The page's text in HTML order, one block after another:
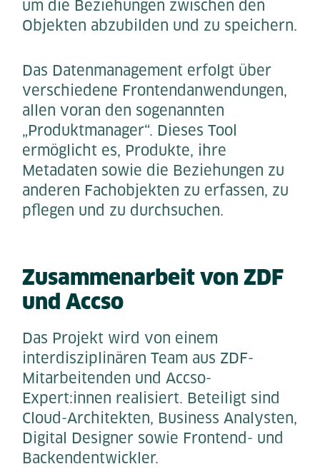
um die Beziehungen zwischen den
Objekten abzubilden und zu speichern.
Das Datenmanagement erfolgt über
verschiedene Frontendanwendungen,
allen voran den sogenannten
„Produktmanager“. Dieses Tool
ermöglicht es, Produkte, ihre
Metadaten sowie die Beziehungen zu
anderen Fachobjekten zu erfassen, zu
pflegen und zu durchsuchen.
Zusammenarbeit von ZDF
und Accso
Das Projekt wird von einem
interdisziplinären Team aus ZDF-
Mitarbeitenden und Accso-
Expert:innen realisiert. Beteiligt sind
Cloud-Architekten, Business Analysten,
Digital Designer sowie Frontend- und
Backendentwickler.